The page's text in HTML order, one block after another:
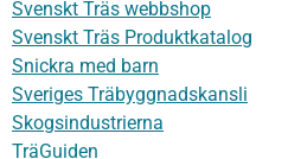
Svenskt Träs webbshop
Svenskt Träs Produktkatalog
Snickra med barn
Sveriges Träbyggnadskansli
Skogsindustrierna
TräGuiden